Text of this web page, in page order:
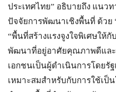
ประเทศไทย” อธิบายถึง แนว
ปัจจัยการพัฒนาเชิงพื้นที่ ด้วย
“พื้นที่สร้างแรงจูงใจพิเศษให้
พัฒนาที่อยู่อาศัยคุณภาพดีและ
เอกชนเป็นผู้ดำเนินการโดย
เหมาะสมสำหรับกับการใช้เป็